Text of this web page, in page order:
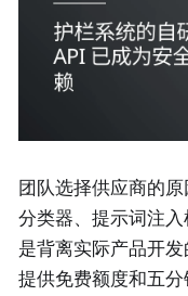
团队选择供应商的
分类器、提示词注
是背离实际产品开
提供免费额度和五